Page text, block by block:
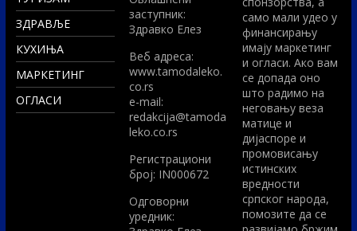
ЗДРАВЉЕ
КУХИЊА
МАРКЕТИНГ
ОГЛАСИ
заступник:
Здравко Елез
Вeб адреса:
www.tamodaleko.
co.rs
e-mail:
redakcija@tamoda
leko.co.rs
Регистрациони
број: IN000672
Одговорни
уредник:
само мали удео у
финансирању
имају маркетинг
и огласи. Ако вам
се допада оно
што радимо на
неговању веза
матице и
дијаспоре и
промовисању
истинских
вредности
српског народа,
помозите да се